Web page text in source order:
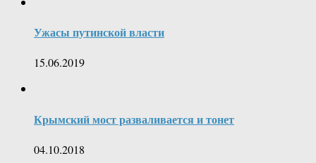
Ужасы путинской власти
15.06.2019
Крымский мост разваливается и тонет
04.10.2018